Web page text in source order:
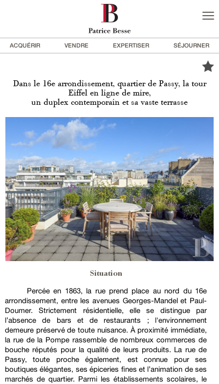
ACQUÉRIR VENDRE EXPERTISER SÉJOURNER
Dans le 16e arrondissement, quartier de Passy, la tour
Eiffel en ligne de mire,
un duplex contemporain et sa vaste terrasse
Situation
Percée en 1863, la rue prend place au nord du 16e
arrondissement, entre les avenues Georges-Mandel et Paul-
Doumer. Strictement résidentielle, elle se distingue par
l’absence de bars et de restaurants ; l'environnement
demeure préservé de toute nuisance. À proximité immédiate,
la rue de la Pompe rassemble de nombreux commerces de
bouche réputés pour la qualité de leurs produits. La rue de
Passy, toute proche également, est connue pour ses
boutiques élégantes, ses épiceries fines et l’animation de ses
marchés de quartier. Parmi les établissements scolaires, le